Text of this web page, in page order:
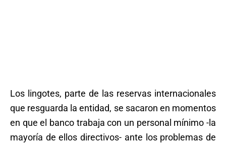
Los lingotes, parte de las reservas internacionales
que resguarda la entidad, se sacaron en momentos
en que el banco trabaja con un personal mínimo -la
mayoría de ellos directivos- ante los problemas de